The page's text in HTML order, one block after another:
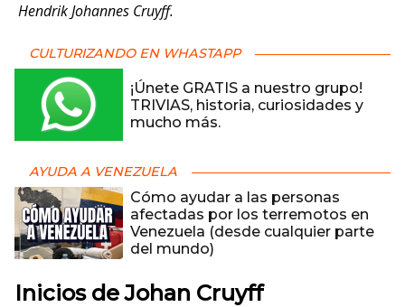
Hendrik Johannes Cruyff.
CULTURIZANDO EN WHASTAPP
¡Únete GRATIS a nuestro grupo!
TRIVIAS, historia, curiosidades y
mucho más.
AYUDA A VENEZUELA
Cómo ayudar a las personas
afectadas por los terremotos en
Venezuela (desde cualquier parte
del mundo)
Inicios de Johan Cruyff